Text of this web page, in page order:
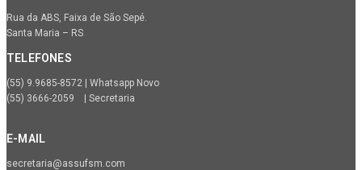
Rua da ABS, Faixa de São Sepé.
Santa Maria – RS
TELEFONES
(55) 9.9685-8572 | Whatsapp Novo
(55) 3666-2059 | Secretaria
E-MAIL
secretaria@assufsm.com